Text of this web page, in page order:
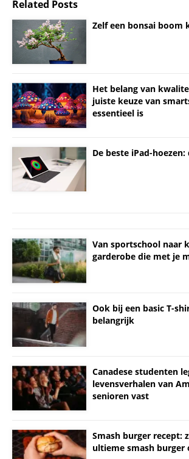
Related Posts
Zelf een bonsai boom
Het belang van
juiste keuze van
essentieel is
De beste iPad-
Van sportschool naar
garderobe die met je
Ook bij een basic T-
belangrijk
Canadese studenten
levensverhalen van
senioren vast
Smash burger recept:
ultieme smash burger